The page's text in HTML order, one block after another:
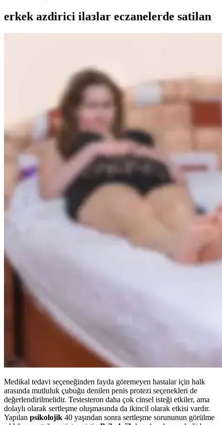
erkek azdirici ilaзlar eczanelerde satilan
Medikal tedavi seçeneğinden fayda göremeyen hastalar için halk
arasında mutluluk çubuğu denilen penis protezi seçenekleri de
değerlendirilmelidir. Testesteron daha çok cinsel isteği etkiler, ama
dolaylı olarak sertleşme oluşmasında da ikincil olarak etkisi vardır.
Yapılan psikolojik 40 yaşından sonra sertleşme sorununun görülme